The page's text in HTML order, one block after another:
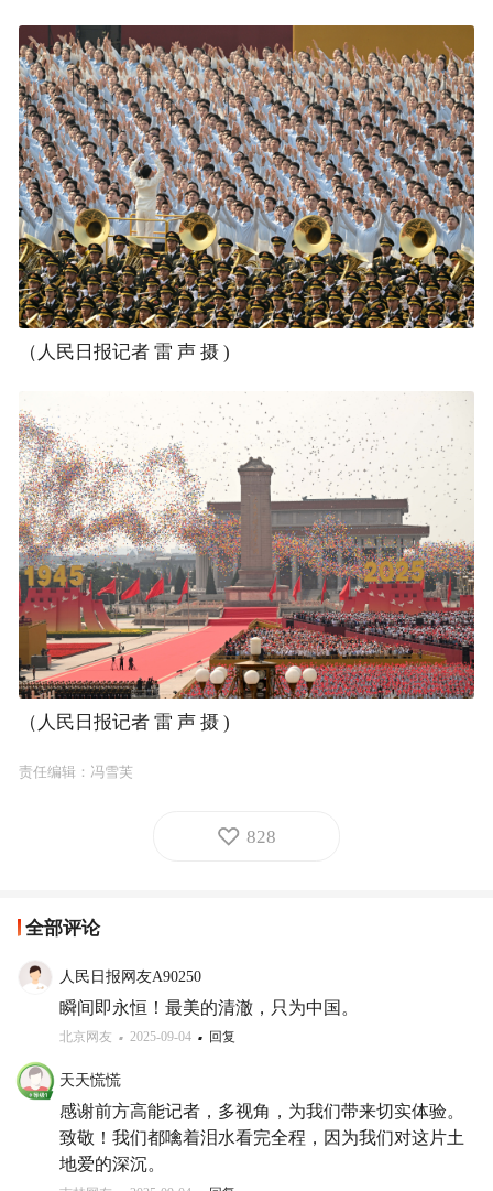
（人民日报记者 雷 声 摄 )
（人民日报记者 雷 声 摄 )
责任编辑：冯雪芙
828
全部评论
人民日报网友A90250
瞬间即永恒！最美的清澈，只为中国。
北京网友 2025-09-04 回复
天天慌慌
感谢前方高能记者，多视角，为我们带来切实体验。
致敬！我们都噙着泪水看完全程，因为我们对这片土
地爱的深沉。